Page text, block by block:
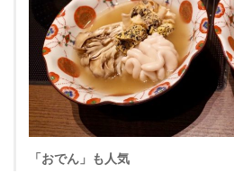
「おでん」も人気